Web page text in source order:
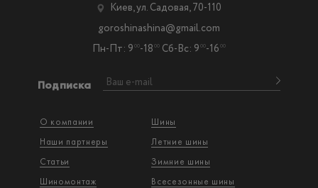
О компании
Наши партнеры
Статьи
Шиномонтаж
Шины
Летние шины
Зимние шины
Всесезонные шины
Подписка
Киев, ул. Садовая, 70-110
Пн-Пт: 9 00-18 00 Сб-Вс: 9 00-16 00
goroshinashina@gmail.com